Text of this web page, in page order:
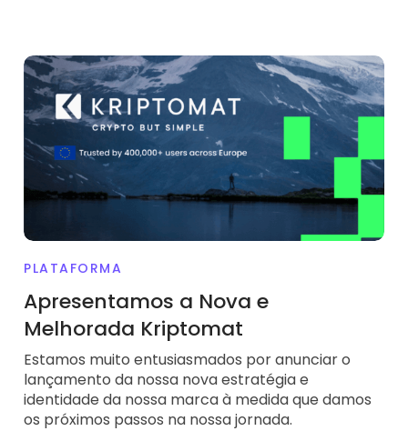
PLATAFORMA
Apresentamos a Nova e
Melhorada Kriptomat
Estamos muito entusiasmados por anunciar o
lançamento da nossa nova estratégia e
identidade da nossa marca à medida que damos
os próximos passos na nossa jornada.